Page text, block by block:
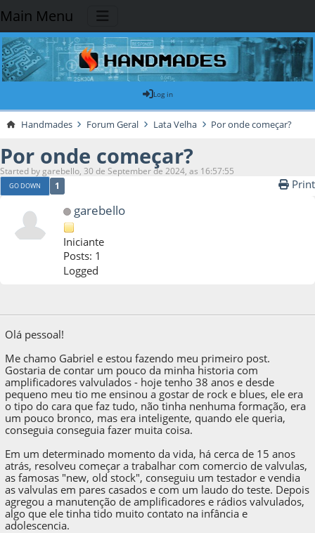
Main Menu
Log in
Handmades Forum Geral Lata Velha Por onde começar?
Por onde começar?
Started by garebello, 30 de September de 2024, as 16:57:55
GO DOWN 1 Print
garebello
Iniciante
Posts: 1
Logged
Olá pessoal!
Me chamo Gabriel e estou fazendo meu primeiro post.
Gostaria de contar um pouco da minha historia com
amplificadores valvulados - hoje tenho 38 anos e desde
pequeno meu tio me ensinou a gostar de rock e blues, ele era
o tipo do cara que faz tudo, não tinha nenhuma formação, era
um pouco bronco, mas era inteligente, quando ele queria,
conseguia conseguia fazer muita coisa.
Em um determinado momento da vida, há cerca de 15 anos
atrás, resolveu começar a trabalhar com comercio de valvulas,
as famosas "new, old stock", conseguiu um testador e vendia
as valvulas em pares casados e com um laudo do teste. Depois
agregou a manutenção de amplificadores e rádios valvulados,
algo que ele tinha tido muito contato na infância e
adolescencia.